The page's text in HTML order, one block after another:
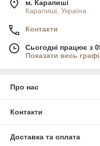
м. Карапиші
Карапиші, Україна
Контакти
Сьогодні працює з
Показати весь
Про нас
Контакти
Доставка та оплата